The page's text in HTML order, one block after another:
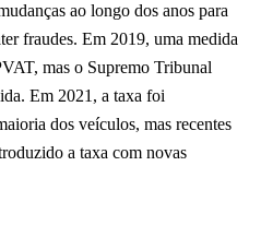
ao longo dos anos para
fraudes. Em 2019, uma medida
mas o Supremo Tribunal
Em 2021, a taxa foi
dos veículos, mas recentes
a taxa com novas